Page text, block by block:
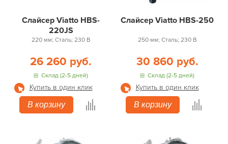
Слайсер Viatto HBS-
220JS
220 мм; Сталь; 230 В
26 260 руб.
Склад (2-5 дней)
Купить в один клик
В корзину
Слайсер Viatto HBS-250
250 мм; Сталь; 230 В
30 860 руб.
Склад (2-5 дней)
Купить в один клик
В корзину